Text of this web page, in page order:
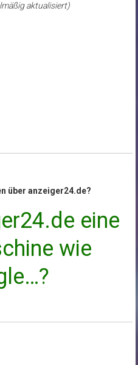
aktualisiert)
über anzeiger24.de?
eine
wie